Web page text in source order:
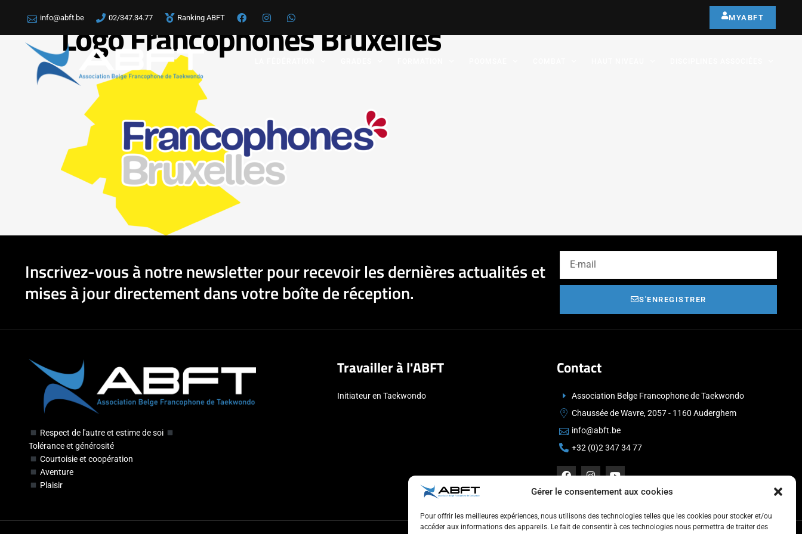
Gérer le consentement aux cookies
Pour offrir les meilleures expériences, nous utilisons des technologies telles que les cookies pour stocker et/ou
accéder aux informations des appareils. Le fait de consentir à ces technologies nous permettra de traiter des
info@abft.be 02/347.34.77 Ranking ABFT MYABFT
Logo Francophones Bruxelles
Inscrivez-vous à notre newsletter pour recevoir les dernières actualités et
mises à jour directement dans votre boîte de réception.
S'ENREGISTRER
Respect de l'autre et estime de soi
Tolérance et générosité
Courtoisie et coopération
Aventure
Plaisir
Travailler à l'ABFT
Initiateur en Taekwondo
Contact
Association Belge Francophone de Taekwondo
Chaussée de Wavre, 2057 - 1160 Auderghem
info@abft.be
+32 (0)2 347 34 77